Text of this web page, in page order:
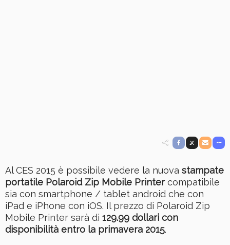
Al CES 2015 è possibile vedere la nuova stampate
portatile Polaroid Zip Mobile Printercompatibile
sia con smartphone / tablet android che con
iPad e iPhone con iOS. Il prezzo di Polaroid Zip
Mobile Printer sarà di 129.99 dollari con
disponibilità entro la primavera 2015.